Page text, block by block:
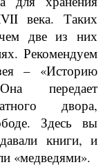
века. Таких
две из них
Рекомендуем
– «Историю
передает
двора,
Здесь вы
книги, и
«медведями».